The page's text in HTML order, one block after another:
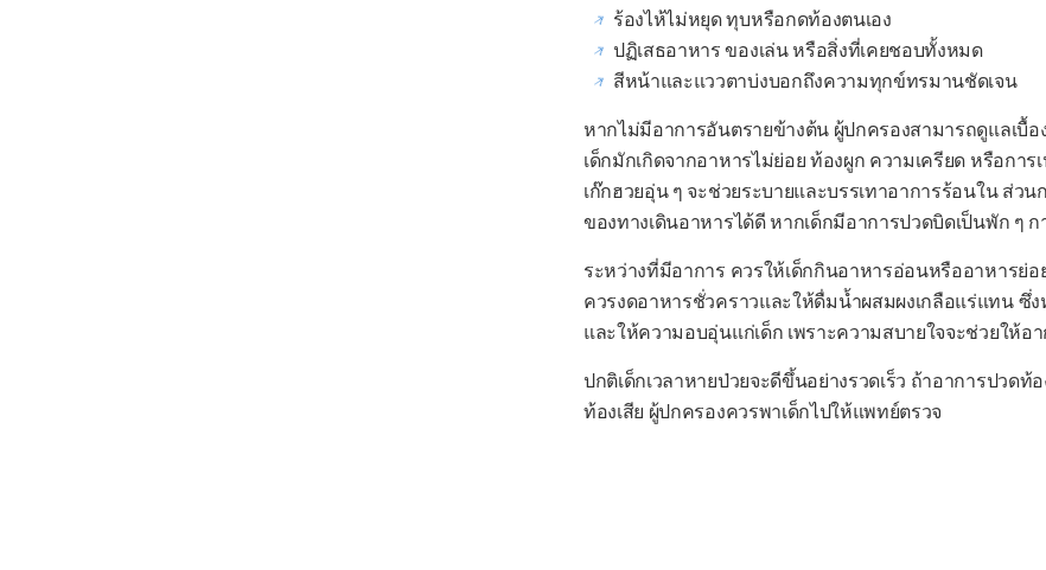
ร้องไห้ไม่หยุด ทุบหรือกดท้องตนเอง
ปฏิเสธอาหาร ของเล่น หรือสิ่งที่เคยชอบทั้งหมด
สีหน้าและแววตาบ่งบอกถึงความทุกข์ทรมานชัดเจน
หากไม่มีอาการอันตรายข้างต้น ผู้ปกครองสามารถดูแลเบื้
เด็กมักเกิดจากอาหารไม่ย่อย ท้องผูก ความเครียด หรือกา
เก๊กฮวยอุ่น ๆ จะช่วยระบายและบรรเทาอาการร้อนใน ส่ว
ของทางเดินอาหารได้ดี หากเด็กมีอาการปวดบิดเป็นพัก ๆ
ระหว่างที่มีอาการ ควรให้เด็กกินอาหารอ่อนหรืออาหารย่
ควรงดอาหารชั่วคราวและให้ดื่มน้ำผสมผงเกลือแร่แทน
และให้ความอบอุ่นแก่เด็ก เพราะความสบายใจจะช่วยให้อ
ปกติเด็กเวลาหายป่วยจะดีขึ้นอย่างรวดเร็ว ถ้าอาการปวด
ท้องเสีย ผู้ปกครองควรพาเด็กไปให้แพทย์ตรวจ